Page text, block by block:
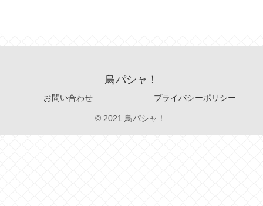
鳥パシャ！
お問い合わせ プライバシーポリシー
© 2021 鳥パシャ！.